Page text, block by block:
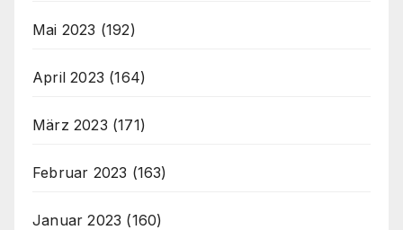
Mai 2023 (192)
April 2023 (164)
März 2023 (171)
Februar 2023 (163)
Januar 2023 (160)